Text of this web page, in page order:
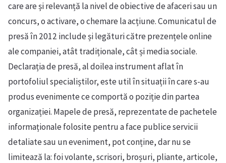
care are și relevanță la nivel de obiective de afaceri sau un
concurs, o activare, o chemare la acțiune. Comunicatul de
presă în 2012 include și legături către prezențele online
ale companiei, atât tradiționale, cât și media sociale.
Declarația de presă, al doilea instrument aflat în
portofoliul specialiștilor, este util în situații în care s-au
produs evenimente ce comportă o poziție din partea
organizației. Mapele de presă, reprezentate de pachetele
informaționale folosite pentru a face publice servicii
detaliate sau un eveniment, pot conține, dar nu se
limitează la: foi volante, scrisori, broșuri, pliante, articole,